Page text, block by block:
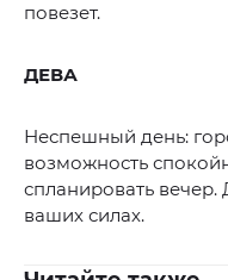
повезет.
ДЕВА
Неспешный день:
возможность
спланировать
ваших силах.